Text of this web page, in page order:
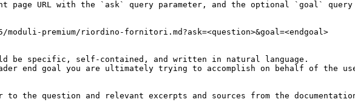
page URL with the `ask` query parameter, and the optional `goal` query
moduli-premium/riordino-fornitori.md?ask=<question>&goal=<endgoal>
be specific, self-contained, and written in natural language.
end goal you are ultimately trying to accomplish on behalf of the
the question and relevant excerpts and sources from the